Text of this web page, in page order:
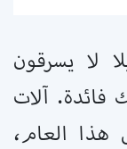
لا يسرقون
فائدة. آلات
هذا العام،